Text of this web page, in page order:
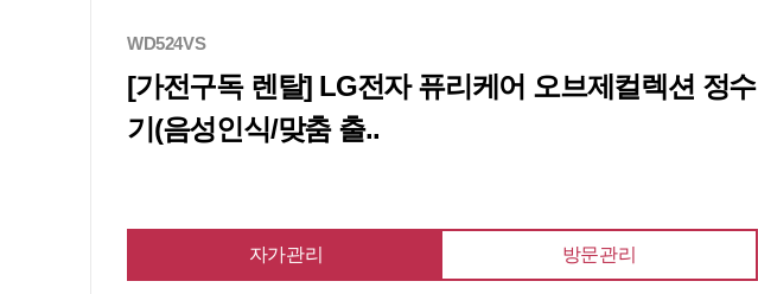
WD524VS
[가전구독 렌탈] LG전자 퓨리케어 오브제컬렉션 정수
기(음성인식/맞춤 출..
자가관리 방문관리